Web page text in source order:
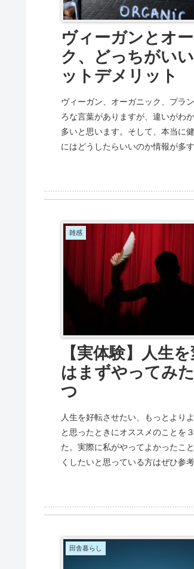
ヴィーガンとオ
ク、どっちがい
ットデメリット
ヴィーガン、オーガニック、プラ
ろな言葉がありますが、違いがわ
多いと思います。そして、本当に
にはどうしたらいいのか情報が多
のために今回はヴィーガンとオー
雑感
【実体験】人生
はまずやってみ
つ
人生を好転させたい、もっとより
と思ったときにオススメのことを
た。実際に私がやってよかったこ
くしたいと思っている方はぜひ参
田舎暮らし